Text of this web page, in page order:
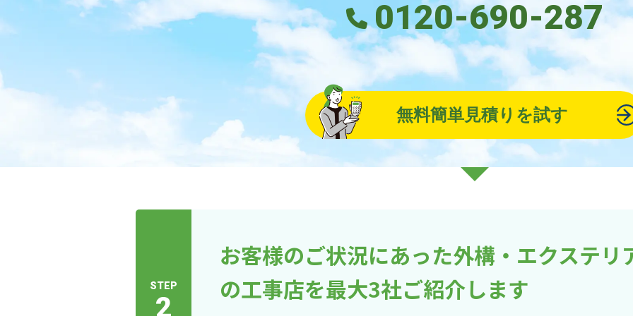
0120-690-287
無料簡単見積りを試す
STEP
2
お客様のご状況にあった外構・エクステリ
の工事店を最大3社ご紹介します